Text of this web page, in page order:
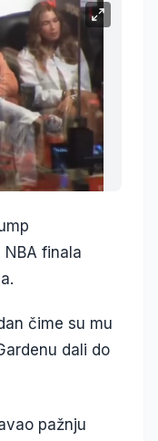
finala
čime su mu
dali do
pažnju